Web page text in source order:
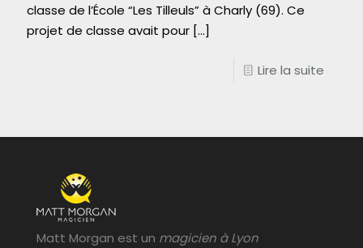
classe de l’École “Les Tilleuls” à Charly (69). Ce
projet de classe avait pour […]
Lire la suite
Matt Morgan est un magicien à Lyon